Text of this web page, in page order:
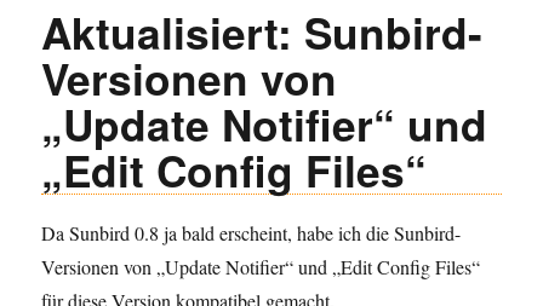
Aktualisiert: Sunbird-
Versionen von
„Update Notifier“ und
„Edit Config Files“
Da Sunbird 0.8 ja bald erscheint, habe ich die Sunbird-
Versionen von „Update Notifier“ und „Edit Config Files“
für diese Version kompatibel gemacht.